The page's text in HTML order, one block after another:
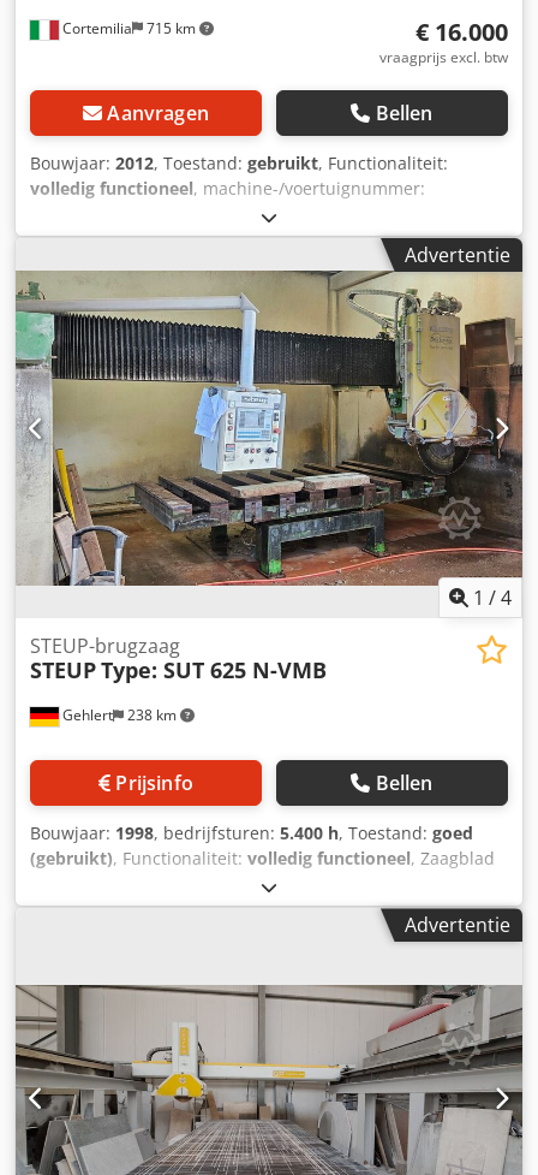
Cortemilia 715 km € 16.000
vraagprijs excl. btw
Aanvragen Bellen
Bouwjaar: 2012, Toestand: gebruikt, Functionaliteit:
volledig functioneel, machine-/voertuignummer:
, MACHINE VOOR HET ZAGEN VAN
ONBEWERKTE STENEN CONTINU MODUS - VERWERKBAAR
MATERIAAL: STEEN EN MARMER. Dkedpfx Aqszn Uvyoijr
Advertentie
1 /4
Gehlert 238 km
STEUP-brugzaag
STEUPType: SUT 625 N-VMB
Prijsinfo Bellen
Bouwjaar: 1998, bedrijfsturen: 5.400 h, Toestand: goed
(gebruikt), Functionaliteit: volledig functioneel, Zaagblad
Ø: 500–1000 mm Zaaglengte bij zaagblad Ø 500 mm: 3400
mm Zaagmotorkracht: 18,5 kW, 400 Volt, 50 Hz
Motortoerental: 1.000 / 1.450 tpm Support: elektrisch
Zaagcyclus Y-as: elektronisch gestuurd Automatische
programma’s: voor hard- en zachtsteen Machinebediening:
via zwenkconsole Balghoes afdekking voor brug en
dwarssleden Draaitafel van de machine Afmeting: 3400 x
1500 x 800 mm Tafel handmatig 360° draaibaar, telkens op
90° met vaste vergrendeling of vrij positioneerbaar
Dkjdpeym Nzpsfx Aqior Zijaanslagen handmatig
opklapbaar
Advertentie